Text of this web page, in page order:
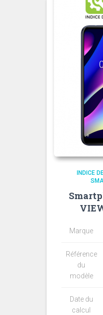
INDICE
Marque
Référence
du
modèle
Date du
calcul